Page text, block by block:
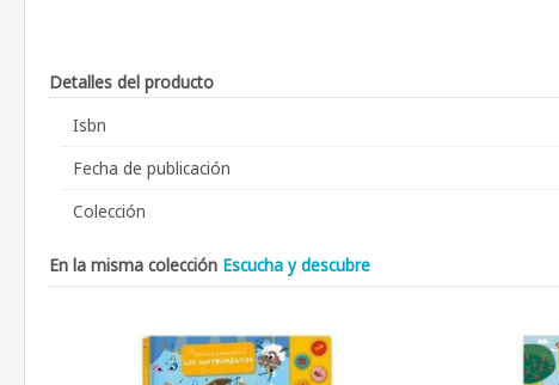
Detalles del producto
Isbn
Fecha de publicación
Colección
En la misma colección Escucha y descubre